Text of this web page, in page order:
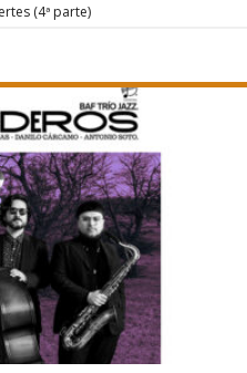
(4ª parte)